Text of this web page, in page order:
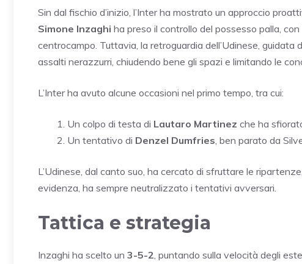
Sin dal fischio d’inizio, l’Inter ha mostrato un approccio
Simone Inzaghi ha preso il controllo del possesso palla, con
centrocampo. Tuttavia, la retroguardia dell’Udinese,
assalti nerazzurri, chiudendo bene gli spazi e limitando le
L’Inter ha avuto alcune occasioni nel primo tempo, tra cui:
Un colpo di testa di Lautaro Martinez che ha
Un tentativo di Denzel Dumfries , ben parato da
L’Udinese, dal canto suo, ha cercato di sfruttare le
evidenza, ha sempre neutralizzato i tentativi avversari.
Tattica e strategia
Inzaghi ha scelto un 3-5-2 , puntando sulla velocità degli